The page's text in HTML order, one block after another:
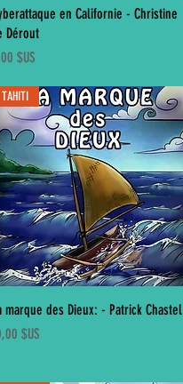
Aperçu rapide
en Californie - Christine
Dérout
$US
Aperçu rapide
TAHITI
marque des Dieux: - Patrick Chastel
$US